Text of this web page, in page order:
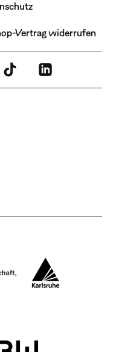
Vertrag widerrufen